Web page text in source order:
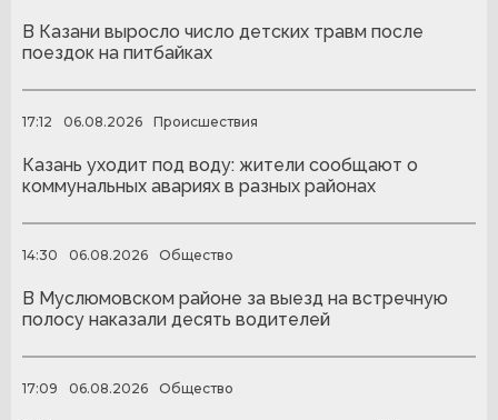
В Казани выросло число детских травм после
поездок на питбайках
17:12 06.08.2026 Происшествия
Казань уходит под воду: жители сообщают о
коммунальных авариях в разных районах
14:30 06.08.2026 Общество
В Муслюмовском районе за выезд на встречную
полосу наказали десять водителей
17:09 06.08.2026 Общество